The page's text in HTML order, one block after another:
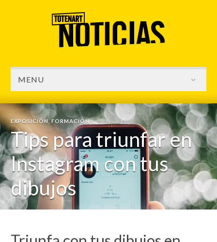
MENU
EXPOSICIÓN,FORMACIÓN
Tips para triunfar en
Instagram con tus
dibujos